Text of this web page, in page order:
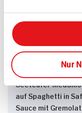
Nur
Seeteufel-
auf Spaghetti in
Sauce mit